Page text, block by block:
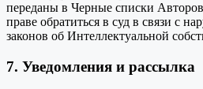
переданы в Черные списки
праве обратиться в суд в связи с
законов об Интеллектуальной
7. Уведомления и рассылка